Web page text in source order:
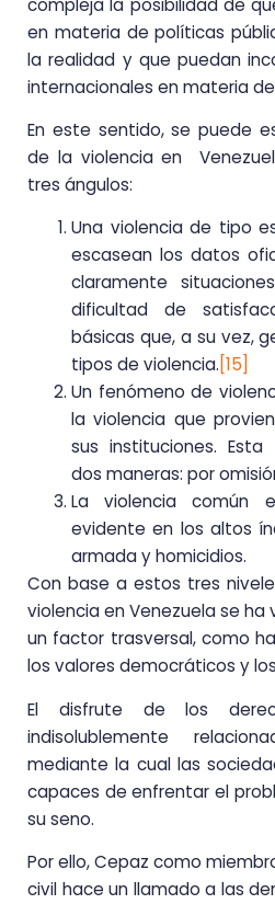
en materia de políticas
la realidad y que puedan
internacionales en materia
En este sentido, se puede
de la violencia en
tres ángulos:
Una violencia de tipo
escasean los datos
claramente
dificultad de
básicas que, a su vez,
tipos de violencia. [15]
Un fenómeno de
la violencia que
sus instituciones.
dos maneras: por
La violencia común
evidente en los altos
armada y homicidios.
Con base a estos tres
violencia en Venezuela se
un factor trasversal, como
los valores democráticos y
El disfrute de los
indisolublemente
mediante la cual las
capaces de enfrentar el
su seno.
Por ello, Cepaz como
civil hace un llamado a las